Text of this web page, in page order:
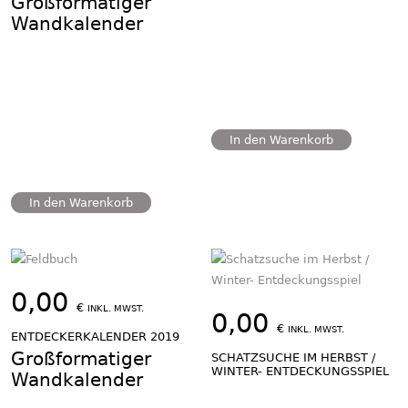
Wandkalender
In den Warenkorb
In den Warenkorb
0,00 € INKL. MWST.
ENTDECKERKALENDER 2019
Großformatiger
Wandkalender
0,00€ INKL. MWST.
SCHATZSUCHE IM HERBST /
WINTER- ENTDECKUNGSSPIEL